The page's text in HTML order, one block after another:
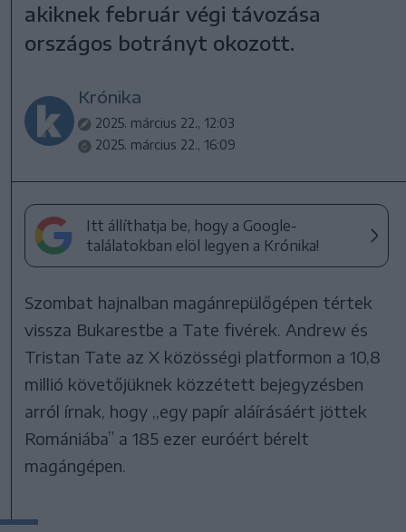
akiknek február végi távozása
országos botrányt okozott.
Krónika
2025. március 22., 12:03
2025. március 22., 16:09
Itt állíthatja be, hogy a Google-
találatokban elöl legyen a Krónika!
Szombat hajnalban magánrepülőgépen tértek
vissza Bukarestbe a Tate fivérek. Andrew és
Tristan Tate az X közösségi platformon a 10,8
millió követőjüknek közzétett bejegyzésben
arról írnak, hogy ,,egy papír aláírásáért jöttek
Romániába” a 185 ezer euróért bérelt
magángépen.